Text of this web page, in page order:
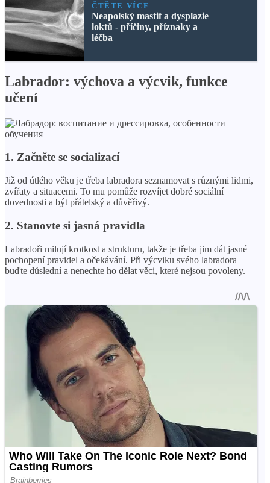
ČTĚTE VÍCE
Neapolský mastif a dysplazie
loktů - příčiny, příznaky a
léčba
Labrador: výchova a výcvik, funkce
učení
1. Začněte se socializací
Již od útlého věku je třeba labradora seznamovat s různými lidmi,
zvířaty a situacemi. To mu pomůže rozvíjet dobré sociální
dovednosti a být přátelský a důvěřivý.
2. Stanovte si jasná pravidla
Labradoři milují krotkost a strukturu, takže je třeba jim dát jasné
pochopení pravidel a očekávání. Při výcviku svého labradora
buďte důslední a nenechte ho dělat věci, které nejsou povoleny.